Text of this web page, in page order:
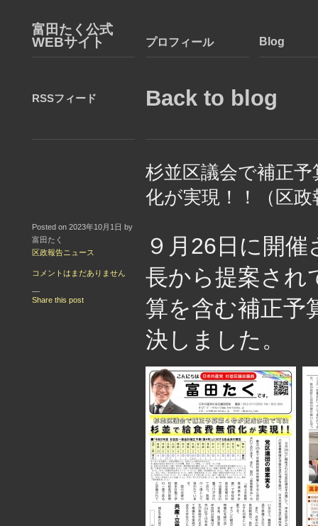
富田たく公式
WEBサイト
プロフィール Blog
RSSフィード Back to blog
杉並区議会で補正
化が実現！！（区
Posted on 2023年10月1日 by
富田たく
区政報告ニュース
コメントはまだありません
—
Share this post
９月26日に開
長から提案され
算を含む補正予
決しました。